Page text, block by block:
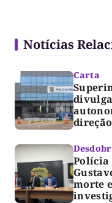
Notícias
Carta
Polícia
morte